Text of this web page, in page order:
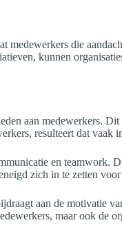
die
kunnen
aan medewerkers.
resulteert dat vaak
en
zich in te zetten
aan de motivatie
maar ook de